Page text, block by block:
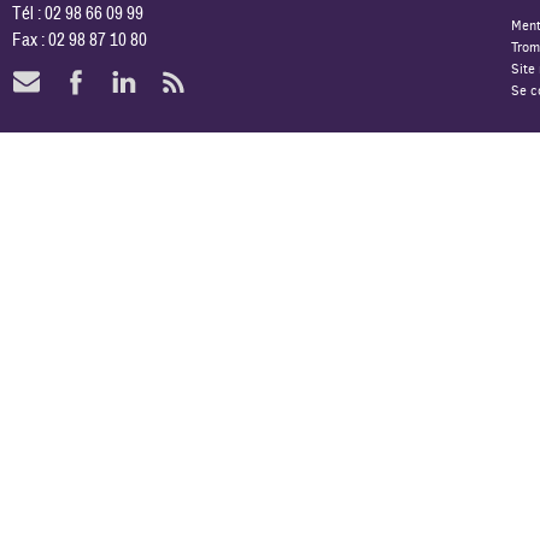
Tél : 02 98 66 09 99
Fax : 02 98 87 10 80
Site
Se